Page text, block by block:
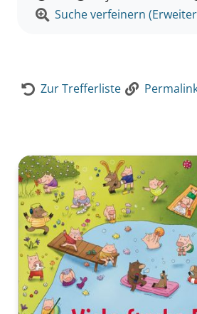
Suche verfeinern
Zur Trefferliste